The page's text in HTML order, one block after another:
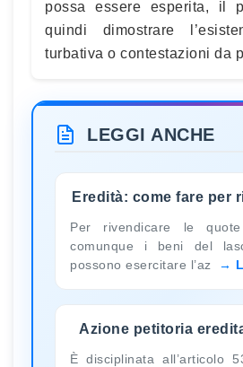
possa essere esperita, il
quindi dimostrare
turbativa o contestazioni da
LEGGI ANCHE
Eredità: come fare per
Per rivendicare le
comunque i beni del
possono esercitare l’az
Azione petitoria
È disciplinata all’articolo